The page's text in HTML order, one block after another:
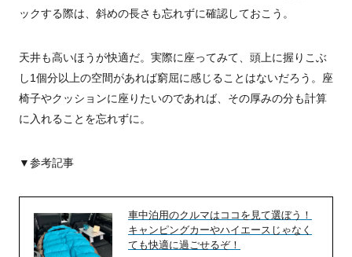
ックする際は、斜めの長さも忘れずに確認しておこう。
天井も高いほうが快適だ。実際に座ってみて、頭上に握りこぶ
し1個分以上の空間があれば窮屈に感じることはないだろう。座
椅子やクッションに座りたいのであれば、その厚みの分も計算
に入れることを忘れずに。
▼参考記事
車中泊用のクルマはココを見て選ぼう！
キャンピングカーやハイエースじゃなく
ても快適に過ごせるぞ！